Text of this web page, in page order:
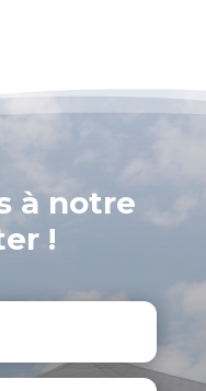
à notre
!